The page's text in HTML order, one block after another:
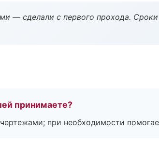
— сделали с первого прохода.
принимаете?
чертежами; при необходимости